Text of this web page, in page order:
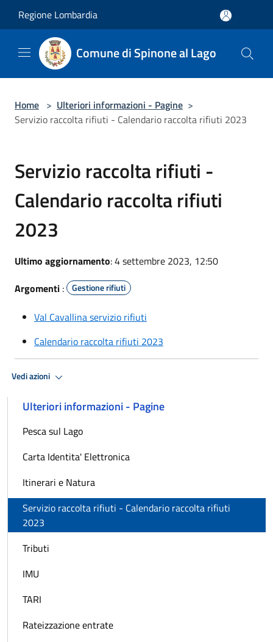
Regione Lombardia
Comune di Spinone al Lago
Home > Ulteriori informazioni - Pagine >
Servizio raccolta rifiuti - Calendario raccolta rifiuti 2023
Servizio raccolta rifiuti -
Calendario raccolta rifiuti
2023
Ultimo aggiornamento: 4 settembre 2023, 12:50
Argomenti : Gestione rifiuti
Val Cavallina servizio rifiuti
Calendario raccolta rifiuti 2023
Vedi azioni
Ulteriori informazioni - Pagine
Pesca sul Lago
Carta Identita' Elettronica
Itinerari e Natura
Servizio raccolta rifiuti - Calendario raccolta rifiuti
2023
Tributi
IMU
TARI
Rateizzazione entrate